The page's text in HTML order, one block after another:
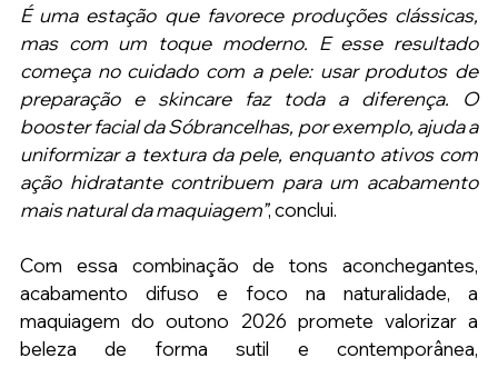
É uma estação que favorece produções clássicas,
mas com um toque moderno. E esse resultado
começa no cuidado com a pele: usar produtos de
preparação e skincare faz toda a diferença. O
booster facial da Sóbrancelhas, por exemplo, ajuda a
uniformizar a textura da pele, enquanto ativos com
ação hidratante contribuem para um acabamento
mais natural da maquiagem”, conclui.
Com essa combinação de tons aconchegantes,
acabamento difuso e foco na naturalidade, a
maquiagem do outono 2026 promete valorizar a
beleza de forma sutil e contemporânea,